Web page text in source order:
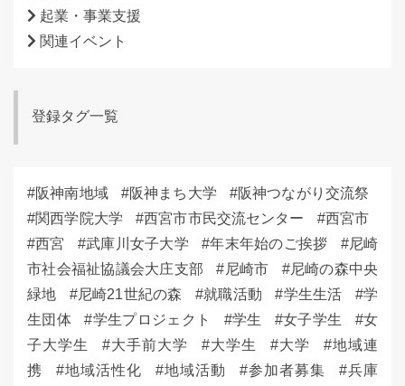
起業・事業支援
関連イベント
登録タグ一覧
阪神南地域 阪神まち大学
阪神つながり交流祭
関西学院大学
西宮市市民交流センター
西宮市
西宮
武庫川女子大学 年末年始のご挨拶
尼崎
市社会福祉協議会大庄支部
尼崎市
尼崎の森中央
緑地
尼崎21世紀の森 就職活動 学生生活
学
生団体
学生プロジェクト 学生 女子学生
女
子大学生
大手前大学 大学生 大学
地域連
携
地域活性化 地域活動 参加者募集
兵庫